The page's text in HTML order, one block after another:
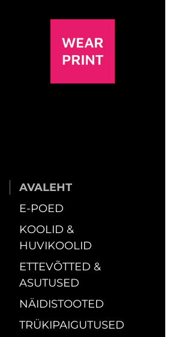
AVALEHT
E-POED
KOOLID &
HUVIKOOLID
ETTEVÕTTED &
ASUTUSED
NÄIDISTOOTED
TRÜKIPAIGUTUSED